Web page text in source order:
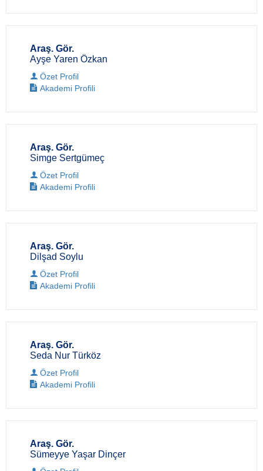
Araş. Gör.
Ayşe Yaren Özkan
Özet Profil
Akademi Profili
Araş. Gör.
Simge Sertgümeç
Özet Profil
Akademi Profili
Araş. Gör.
Dilşad Soylu
Özet Profil
Akademi Profili
Araş. Gör.
Seda Nur Türköz
Özet Profil
Akademi Profili
Araş. Gör.
Sümeyye Yaşar Dinçer